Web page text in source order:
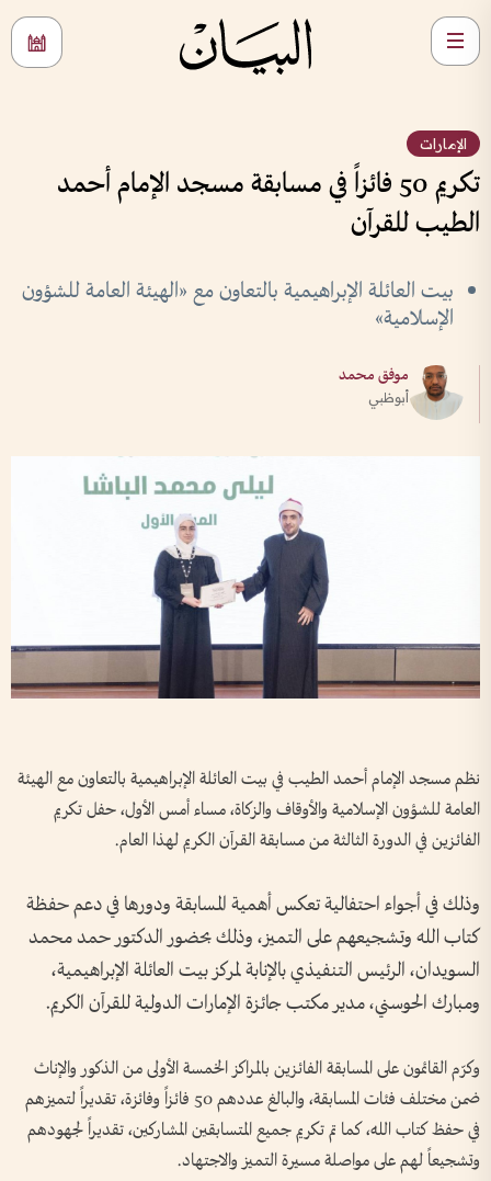
الإمارات
تكريم 50 فائزاً في مسابقة مسجد الإمام أحمد
الطيب للقرآن
بيت العائلة الإبراهيمية بالتعاون مع «الهيئة العامة للشؤون
الإسلامية»
موفق محمد
أبوظبي
نظم مسجد الإمام أحمد الطيب في بيت العائلة الإبراهيمية بالتعاون مع الهيئة
العامة للشؤون الإسلامية والأوقاف والزكاة، مساء أمس الأول، حفل تكريم
الفائزين في الدورة الثالثة من مسابقة القرآن الكريم لهذا العام.
وذلك في أجواء احتفالية تعكس أهمية المسابقة ودورها في دعم حفظة
كتاب الله وتشجيعهم على التميز، وذلك بحضور الدكتور حمد محمد
السويدان، الرئيس التنفيذي بالإنابة لمركز بيت العائلة الإبراهيمية،
ومبارك الحوسني، مدير مكتب جائزة الإمارات الدولية للقرآن الكريم.
وكرّم القائمون على المسابقة الفائزين بالمراكز الخمسة الأولى من الذكور والإناث
ضمن مختلف فئات المسابقة، والبالغ عددهم 50 فائزاً وفائزة، تقديراً لتميزهم
في حفظ كتاب الله، كما تم تكريم جميع المتسابقين المشاركين، تقديراً لجهودهم
وتشجيعاً لهم على مواصلة مسيرة التميز والاجتهاد.